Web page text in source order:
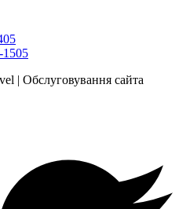
1505
| Обслуговування сайта